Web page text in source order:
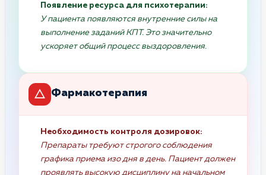
Появление ресурса для психотерапии:
У пациента появляются внутренние силы на
выполнение заданий КПТ. Это значительно
ускоряет общий процесс выздоровления.
Фармакотерапия
Необходимость контроля дозировок:
Препараты требуют строгого соблюдения
графика приема изо дня в день. Пациент должен
проявлять высокую дисциплину на начальном